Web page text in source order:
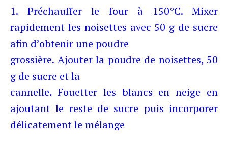
1. Préchauffer le four à 150°C. Mixer
rapidement les noisettes avec 50 g de sucre
afin d’obtenir une poudre
grossière. Ajouter la poudre de noisettes, 50
g de sucre et la
cannelle. Fouetter les blancs en neige en
ajoutantle reste de sucre puis incorporer
délicatement le mélange